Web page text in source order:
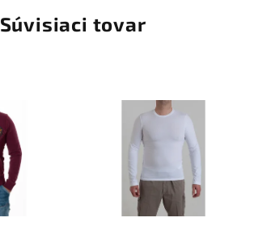
Súvisiaci tovar